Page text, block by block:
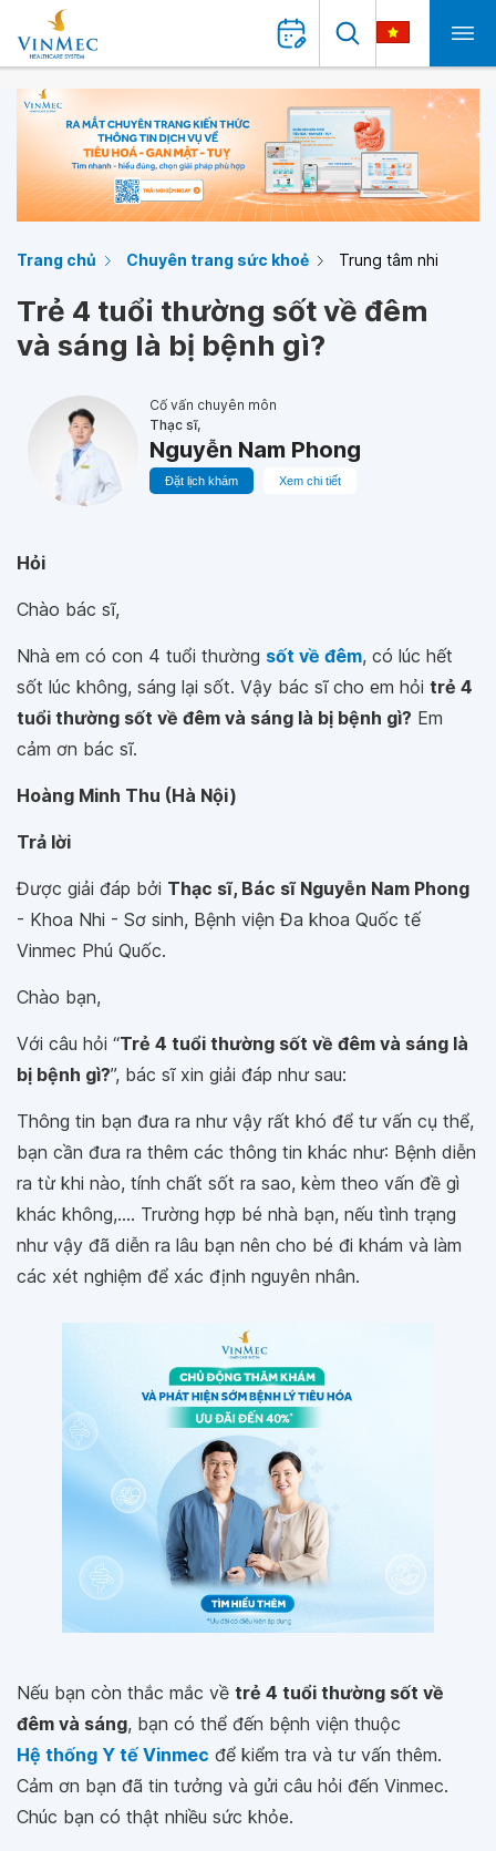
Trang chủ Chuyên trang sức khoẻ Trung tâm nhi
Trẻ 4 tuổi thường sốt về đêm
và sáng là bị bệnh gì?
Cố vấn chuyên môn
Thạc sĩ,
Nguyễn Nam Phong
Đặt lịch khám Xem chi tiết
Hỏi
Chào bác sĩ,
Nhà em có con 4 tuổi thường sốt về đêm, có lúc hết
sốt lúc không, sáng lại sốt. Vậy bác sĩ cho em hỏi trẻ 4
tuổi thường sốt về đêm và sáng là bị bệnh gì? Em
cảm ơn bác sĩ.
Hoàng Minh Thu (Hà Nội)
Trả lời
Được giải đáp bởi Thạc sĩ, Bác sĩ Nguyễn Nam Phong
- Khoa Nhi - Sơ sinh, Bệnh viện Đa khoa Quốc tế
Vinmec Phú Quốc.
Chào bạn,
Với câu hỏi “Trẻ 4 tuổi thường sốt về đêm và sáng là
bị bệnh gì?”, bác sĩ xin giải đáp như sau:
Thông tin bạn đưa ra như vậy rất khó để tư vấn cụ thể,
bạn cần đưa ra thêm các thông tin khác như: Bệnh diễn
ra từ khi nào, tính chất sốt ra sao, kèm theo vấn đề gì
khác không,.... Trường hợp bé nhà bạn, nếu tình trạng
như vậy đã diễn ra lâu bạn nên cho bé đi khám và làm
các xét nghiệm để xác định nguyên nhân.
Nếu bạn còn thắc mắc về trẻ 4 tuổi thường sốt về
đêm và sáng, bạn có thể đến bệnh viện thuộc
Hệ thống Y tế Vinmec để kiểm tra và tư vấn thêm.
Cảm ơn bạn đã tin tưởng và gửi câu hỏi đến Vinmec.
Chúc bạn có thật nhiều sức khỏe.